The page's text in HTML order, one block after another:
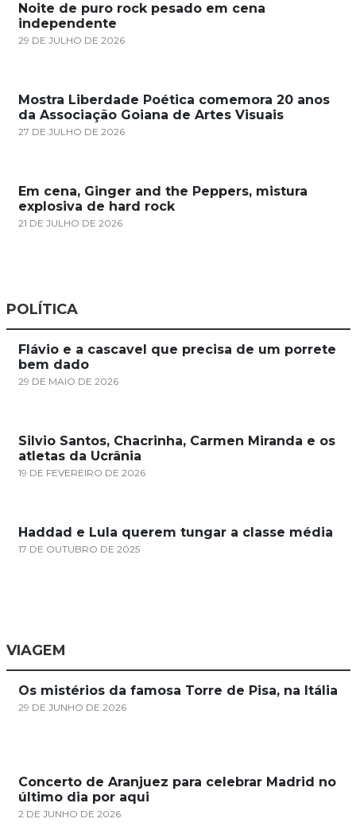
Noite de puro rock pesado em cena
independente
29 DE JULHO DE 2026
Mostra Liberdade Poética comemora 20 anos
da Associação Goiana de Artes Visuais
27 DE JULHO DE 2026
Em cena, Ginger and the Peppers, mistura
explosiva de hard rock
21 DE JULHO DE 2026
POLÍTICA
Flávio e a cascavel que precisa de um porrete
bem dado
29 DE MAIO DE 2026
Silvio Santos, Chacrinha, Carmen Miranda e os
atletas da Ucrânia
19 DE FEVEREIRO DE 2026
Haddad e Lula querem tungar a classe média
17 DE OUTUBRO DE 2025
VIAGEM
Os mistérios da famosa Torre de Pisa, na Itália
29 DE JUNHO DE 2026
Concerto de Aranjuez para celebrar Madrid no
último dia por aqui
2 DE JUNHO DE 2026